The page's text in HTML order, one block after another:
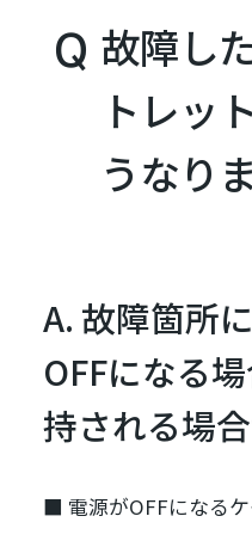
故障し
トレッ
うなり
A. 故障箇所
OFFになる
持される場合
■ 電源がOFFになるケ